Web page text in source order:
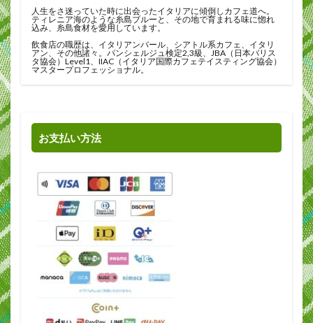
人生をさ迷っていた時に出会ったイタリアに傾倒しカフェ道へ。
ティレニア海のような糸島ブルーと、その地で育まれる味に惚れ
込み、糸島食材を愛用しています。
飲食店の職歴は、イタリアンバール、シアトル系カフェ、イタリ
アン、その他諸々。パンシェルジュ検定2,3級、JBA（日本バリス
タ協会）Level1、IIAC（イタリア国際カフェテイスティング協会）
マスタープロフェッショナル。
お支払い方法